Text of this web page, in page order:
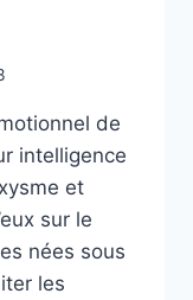
de
intelligence
et
sur le
nées sous
les